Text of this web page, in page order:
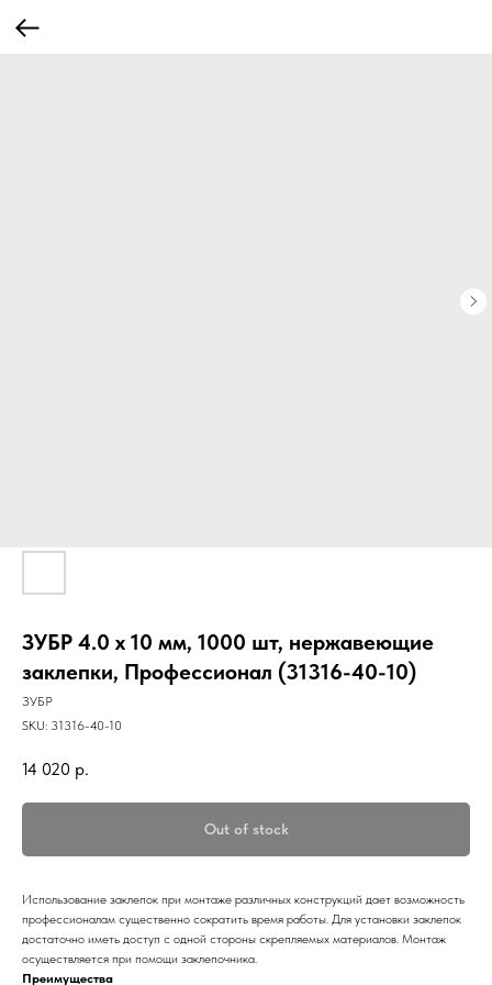
ЗУБР 4.0 x 10 мм, 1000 шт, нержавеющие
заклепки, Профессионал (31316-40-10)
ЗУБР
SKU: 31316-40-10
14 020 р.
Out of stock
Использование заклепок при монтаже различных конструкций дает возможность
профессионалам существенно сократить время работы. Для установки заклепок
достаточно иметь доступ с одной стороны скрепляемых материалов. Монтаж
осуществляется при помощи заклепочника.
Преимущества